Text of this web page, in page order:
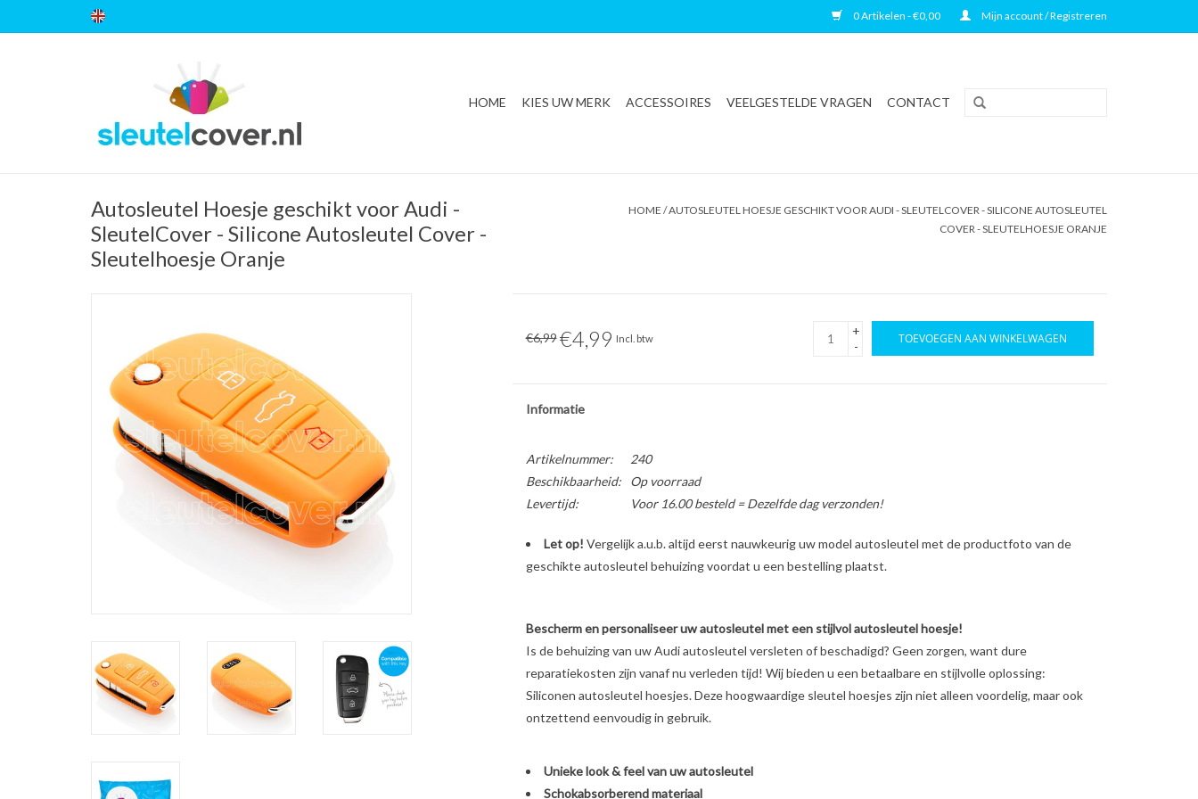
0 Artikelen - €0,00 Mijn account / Registreren
HOME KIES UW MERK ACCESSOIRES VEELGESTELDE VRAGEN CONTACT
Autosleutel Hoesje geschikt voor Audi -
SleutelCover - Silicone Autosleutel Cover -
Sleutelhoesje Oranje
HOME /AUTOSLEUTEL HOESJE GESCHIKT VOOR AUDI - SLEUTELCOVER - SILICONE AUTOSLEUTEL
COVER - SLEUTELHOESJE ORANJE
€6,99 €4,99 Incl. btw
+
-
TOEVOEGEN AAN WINKELWAGEN
Informatie
Artikelnummer:
240
Beschikbaarheid:
Op voorraad
Levertijd:
Voor 16.00 besteld = Dezelfde dag verzonden!
Let op! Vergelijk a.u.b. altijd eerst nauwkeurig uw model autosleutel met de productfoto van de
geschikte autosleutel behuizing voordat u een bestelling plaatst.
Bescherm en personaliseer uw autosleutel met een stijlvol autosleutel hoesje!
Is de behuizing van uw Audi autosleutel versleten of beschadigd? Geen zorgen, want dure
reparatiekosten zijn vanaf nu verleden tijd! Wij bieden u een betaalbare en stijlvolle oplossing:
Siliconen autosleutel hoesjes. Deze hoogwaardige sleutel hoesjes zijn niet alleen voordelig, maar ook
ontzettend eenvoudig in gebruik.
Unieke look & feel van uw autosleutel
Schokabsorberend materiaal